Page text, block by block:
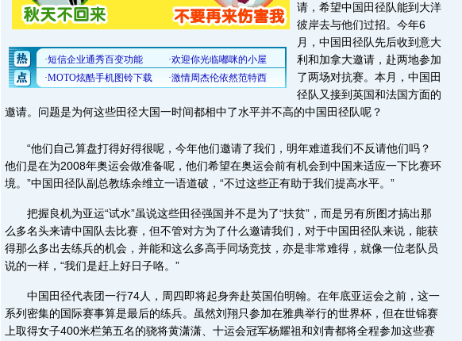
请，希望中国田径队能到大洋
彼岸去与他们过招。今年6
月，中国田径队先后收到意大
利和加拿大邀请，赴两地参加
了两场对抗赛。本月，中国田
径队又接到英国和法国方面的
邀请。问题是为何这些田径大国一时间都相中了水平并不高的中国田径队呢？
“他们自己算盘打得好得很呢，今年他们邀请了我们，明年难道我们不反请他们吗？
他们是在为2008年奥运会做准备呢，他们希望在奥运会前有机会到中国来适应一下比赛环
境。”中国田径队副总教练余维立一语道破，“不过这些正有助于我们提高水平。”
把握良机为亚运“试水”虽说这些田径强国并不是为了“扶贫”，而是另有所图才搞出那
么多名头来请中国队去比赛，但不管对方为了什么邀请我们，对于中国田径队来说，能获
得那么多出去练兵的机会，并能和这么多高手同场竞技，亦是非常难得，就像一位老队员
说的一样，“我们是赶上好日子咯。”
中国田径代表团一行74人，周四即将起身奔赴英国伯明翰。在年底亚运会之前，这一
系列密集的国际赛事算是最后的练兵。虽然刘翔只参加在雅典举行的世界杯，但在世锦赛
上取得女子400米栏第五名的骁将黄潇潇、十运会冠军杨耀祖和刘青都将全程参加这些赛